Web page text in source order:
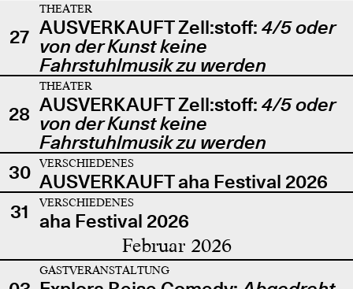
27
THEATER
AUSVERKAUFT Zell:stoff: 4/5 oder
von der Kunst keine
Fahrstuhlmusik zu werden
28
THEATER
AUSVERKAUFT Zell:stoff: 4/5 oder
von der Kunst keine
Fahrstuhlmusik zu werden
30
VERSCHIEDENES
AUSVERKAUFT aha Festival 2026
31
VERSCHIEDENES
aha Festival 2026
Februar 2026
GASTVERANSTALTUNG